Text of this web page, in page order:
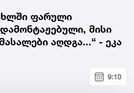
ფარული
მისი
აღდგა...“ - ეკა
9:10